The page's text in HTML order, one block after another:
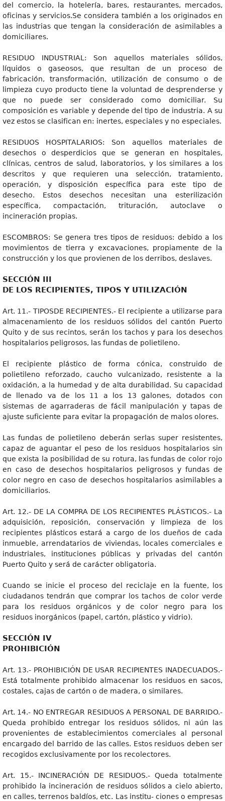
del comercio, la hotelería, bares, restaurantes, mercados,
oficinas y servicios.Se considera también a los originados en
las industrias que tengan la consideración de asimilables a
domiciliares.
RESIDUO INDUSTRIAL: Son aquellos materiales sólidos,
líquidos o gaseosos, que resultan de un proceso de
fabricación, transformación, utilización de consumo o de
limpieza cuyo producto tiene la voluntad de desprenderse y
que no puede ser considerado como domiciliar. Su
composición es variable y depende del tipo de industria. A su
vez estos se clasifican en: inertes, especiales y no especiales.
RESIDUOS HOSPITALARIOS: Son aquellos materiales de
desechos o desperdicios que se generan en hospitales,
clínicas, centros de salud, laboratorios, y los similares a los
descritos y que requieren una selección, tratamiento,
operación, y disposición específica para este tipo de
desecho. Estos desechos necesitan una esterilización
específica, compactación, trituración, autoclave o
incineración propias.
ESCOMBROS: Se genera tres tipos de residuos: debido a los
movimientos de tierra y excavaciones, propiamente de la
construcción y los que provienen de los derribos, deslaves.
SECCIÓN III
DE LOS RECIPIENTES, TIPOS Y UTILIZACIÓN
Art. 11.- TIPOSDE RECIPIENTES.- El recipiente a utilizarse para
almacenamiento de los residuos sólidos del cantón Puerto
Quito y de sus recintos, serán los tachos y para los desechos
hospitalarios peligrosos, las fundas de polietileno.
El recipiente plástico de forma cónica, construido de
polietileno reforzado, caucho vulcanizado, resistente a la
oxidación, a la humedad y de alta durabilidad. Su capacidad
de llenado va de los 11 a los 13 galones, dotados con
sistemas de agarraderas de fácil manipulación y tapas de
ajuste suficiente para evitar la propagación de malos olores.
Las fundas de polietileno deberán serlas super resistentes,
capaz de aguantar el peso de los residuos hospitalarios sin
que exista la posibilidad de su rotura, las fundas de color rojo
en caso de desechos hospitalarios peligrosos y fundas de
color negro en caso de desechos hospitalarios asimilables a
domiciliarios.
Art. 12.- DE LA COMPRA DE LOS RECIPIENTES PLÁSTICOS.- La
adquisición, reposición, conservación y limpieza de los
recipientes plásticos estará a cargo de los dueños de cada
inmueble, arrendatarios de viviendas, locales comerciales e
industriales, instituciones públicas y privadas del cantón
Puerto Quito y será de carácter obligatoria.
Cuando se inicie el proceso del reciclaje en la fuente, los
ciudadanos tendrán que comprar los tachos de color verde
para los residuos orgánicos y de color negro para los
residuos inorgánicos (papel, cartón, plástico y vidrio).
SECCIÓN IV
PROHIBICIÓN
Art. 13.- PROHIBICIÓN DE USAR RECIPIENTES INADECUADOS.-
Está totalmente prohibido almacenar los residuos en sacos,
costales, cajas de cartón o de madera, o similares.
Art. 14.- NO ENTREGAR RESIDUOS A PERSONAL DE BARRIDO.-
Queda prohibido entregar los residuos sólidos, ni aún las
provenientes de establecimientos comerciales al personal
encargado del barrido de las calles. Estos residuos deben ser
recogidos exclusivamente por los recolectores.
Art. 15.- INCINERACIÓN DE RESIDUOS.- Queda totalmente
prohibido la incineración de residuos sólidos a cielo abierto,
en calles, terrenos baldíos, etc. Las institu- ciones o empresas